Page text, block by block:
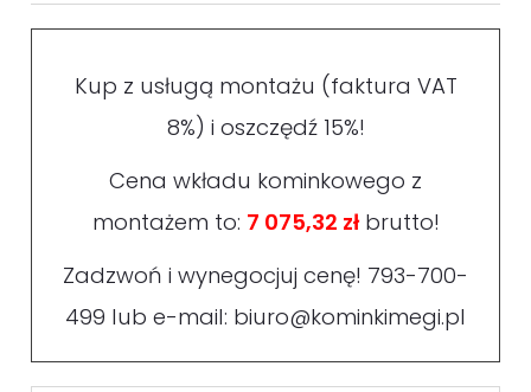
Kup z usługą montażu (faktura VAT
8%) i oszczędź 15%!
Cena wkładu kominkowego z
montażem to: 7 075,32 złbrutto!
Zadzwoń i wynegocjuj cenę! 793-700-
499 lub e-mail: biuro@kominkimegi.pl